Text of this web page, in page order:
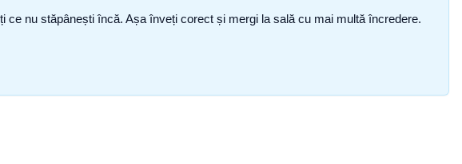
nu stăpânești încă. Așa înveți corect și mergi la sală cu mai multă încredere.